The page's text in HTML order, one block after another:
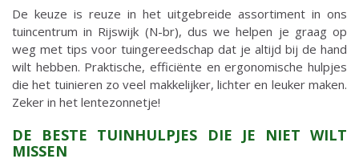
De keuze is reuze in het uitgebreide assortiment in ons
tuincentrum in Rijswijk (N-br), dus we helpen je graag op
weg met tips voor tuingereedschap dat je altijd bij de hand
wilt hebben. Praktische, efficiënte en ergonomische hulpjes
die het tuinieren zo veel makkelijker, lichter en leuker maken.
Zeker in het lentezonnetje!
DE BESTE TUINHULPJES DIE JE NIET WILT
MISSEN